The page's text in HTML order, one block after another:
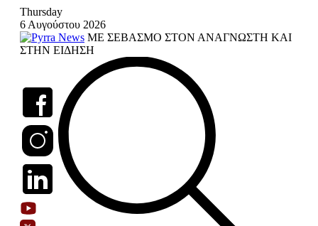
Skip
content
Thursday
6 Αυγούστου 2026
ΜΕ ΣΕΒΑΣΜΟ ΣΤΟΝ ΑΝΑΓΝΩΣΤΗ ΚΑΙ
ΣΤΗΝ ΕΙΔΗΣΗ